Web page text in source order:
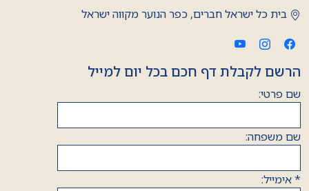
בית כל ישראל חברים, כפר הנוער מקווה ישראל
הרשם לקבלת דף חכם בכל יום למייל
שם פרטי:
שם משפחה:
*אימייל: